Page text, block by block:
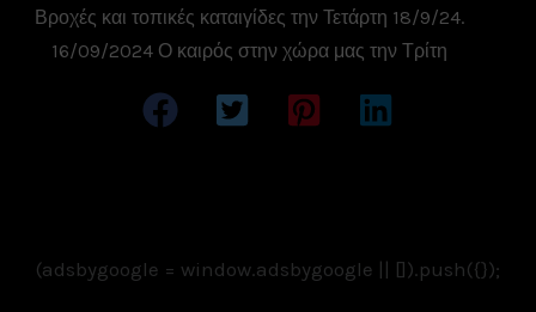
Βροχές και τοπικές καταιγίδες την Τετάρτη 18/9/24.
16/09/2024 Ο καιρός στην χώρα μας την Τρίτη
(adsbygoogle = window.adsbygoogle || []).push({});